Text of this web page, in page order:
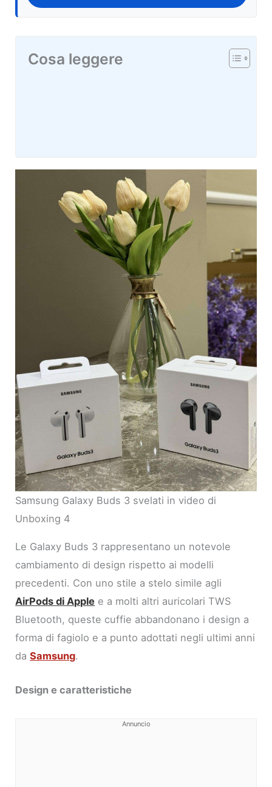
Cosa leggere
Samsung Galaxy Buds 3 svelati in video di
Unboxing 4
Le Galaxy Buds 3 rappresentano un notevole
cambiamento di design rispetto ai modelli
precedenti. Con uno stile a stelo simile agli
AirPods di Apple e a molti altri auricolari TWS
Bluetooth, queste cuffie abbandonano i design a
forma di fagiolo e a punto adottati negli ultimi anni
daSamsung.
Design e caratteristiche
Annuncio